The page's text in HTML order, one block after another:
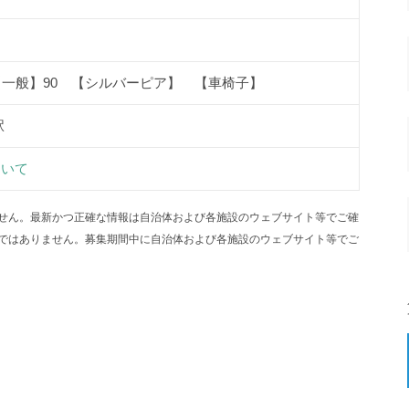
般】90 【シルバーピア】 【車椅子】
て
。最新かつ正確な情報は自治体および各施設のウェブサイト等でご確
ありません。募集期間中に自治体および各施設のウェブサイト等でご